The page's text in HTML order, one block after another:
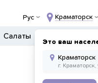
Рус Краматорск
Это ваш
Салаты